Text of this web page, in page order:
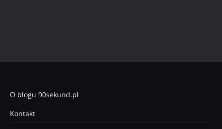
O blogu 90sekund.pl
Kontakt